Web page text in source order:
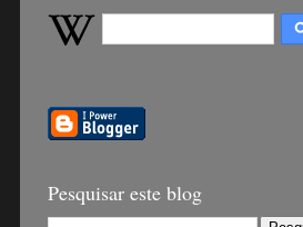
Pesquisar este blog